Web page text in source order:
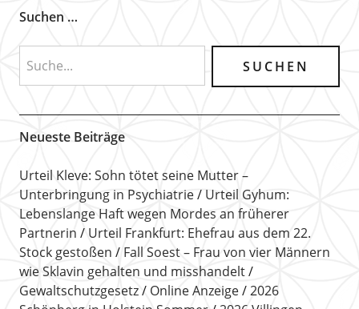
Suchen …
Neueste Beiträge
Urteil Kleve: Sohn tötet seine Mutter –
Unterbringung in Psychiatrie
Urteil Gyhum:
Lebenslange Haft wegen Mordes an früherer
Partnerin
Urteil Frankfurt: Ehefrau aus dem 22.
Stock gestoßen
Fall Soest – Frau von vier Männern
wie Sklavin gehalten und misshandelt
Gewaltschutzgesetz
Online Anzeige
2026